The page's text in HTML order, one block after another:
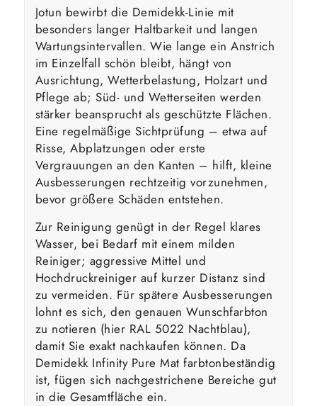
Jotun bewirbt die Demidekk-Linie mit
besonders langer Haltbarkeit und langen
Wartungsintervallen. Wie lange ein Anstrich
im Einzelfall schön bleibt, hängt von
Ausrichtung, Wetterbelastung, Holzart und
Pflege ab; Süd- und Wetterseiten werden
stärker beansprucht als geschützte Flächen.
Eine regelmäßige Sichtprüfung – etwa auf
Risse, Abplatzungen oder erste
Vergrauungen an den Kanten – hilft, kleine
Ausbesserungen rechtzeitig vorzunehmen,
bevor größere Schäden entstehen.
Zur Reinigung genügt in der Regel klares
Wasser, bei Bedarf mit einem milden
Reiniger; aggressive Mittel und
Hochdruckreiniger auf kurzer Distanz sind
zu vermeiden. Für spätere Ausbesserungen
lohnt es sich, den genauen Wunschfarbton
zu notieren (hier RAL 5022 Nachtblau),
damit Sie exakt nachkaufen können. Da
Demidekk Infinity Pure Mat farbtonbeständig
ist, fügen sich nachgestrichene Bereiche gut
in die Gesamtfläche ein.